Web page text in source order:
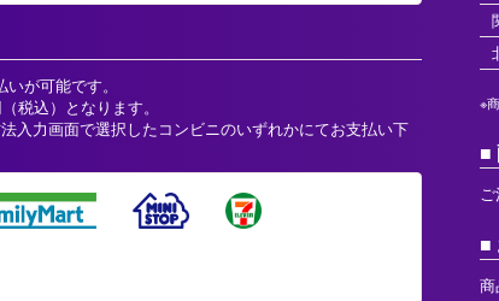
が可能です。
税込）となります。
入力画面で選択したコンビニのいずれかにてお支払い下
※
商